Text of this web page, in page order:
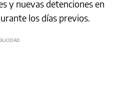
y nuevas detenciones en
los días previos.